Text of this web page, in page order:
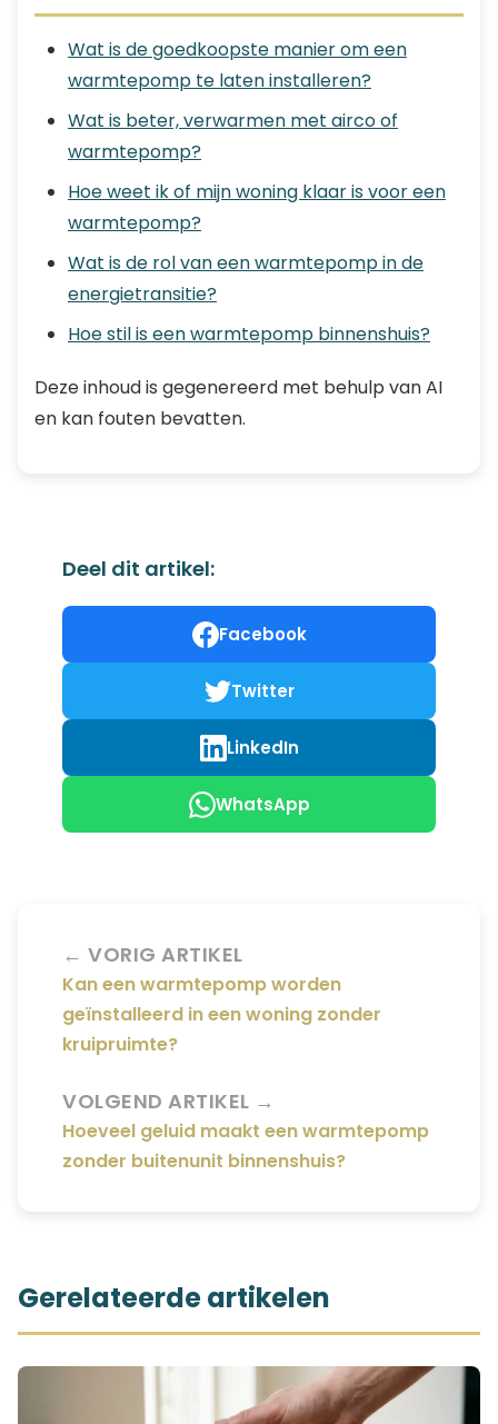
Wat is de goedkoopste manier om een
warmtepomp te laten installeren?
Wat is beter, verwarmen met airco of
warmtepomp?
Hoe weet ik of mijn woning klaar is voor een
warmtepomp?
Wat is de rol van een warmtepomp in de
energietransitie?
Hoe stil is een warmtepomp binnenshuis?
Deze inhoud is gegenereerd met behulp van AI
en kan fouten bevatten.
Deel dit artikel:
Facebook
Twitter
LinkedIn
WhatsApp
← VORIG ARTIKEL
Kan een warmtepomp worden
geïnstalleerd in een woning zonder
kruipruimte?
VOLGEND ARTIKEL →
Hoeveel geluid maakt een warmtepomp
zonder buitenunit binnenshuis?
Gerelateerde artikelen